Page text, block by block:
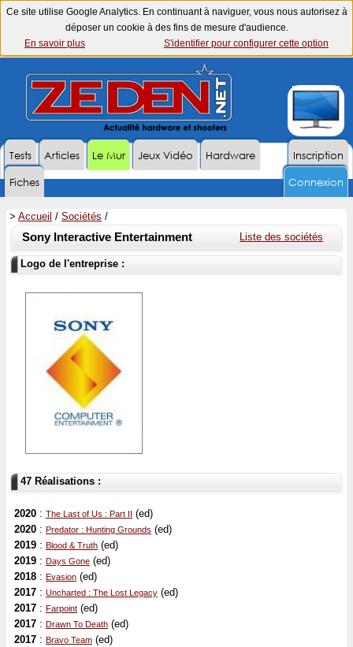
Ce site utilise Google Analytics. En continuant à naviguer, vous nous autorisez à
déposer un cookie à des fins de mesure d'audience.
En savoir plus
S'identifier pour configurer cette option
Inscription
Tests Articles Le Mur Jeux Vidéo
Hardware
Fiches
Connexion
> Accueil / Sociétés /
Liste des sociétés
Sony Interactive Entertainment
Logo de l'entreprise :
47 Réalisations :
2020 : The Last of Us : Part II
(ed)
2020 : Predator : Hunting Grounds (ed)
2019 : Blood & Truth (ed)
2019 : Days Gone (ed)
2018 : Evasion (ed)
2017 : Uncharted : The Lost Legacy (ed)
2017 : Farpoint (ed)
2017 : Drawn To Death (ed)
2017 : Bravo Team (ed)